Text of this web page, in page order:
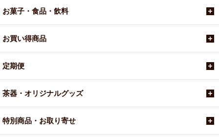
お菓子・食品・飲料
お買い得商品
定期便
茶器・オリジナルグッズ
特別商品・お取り寄せ